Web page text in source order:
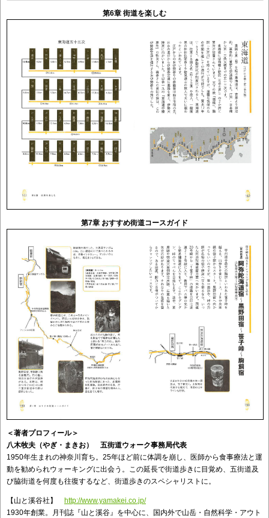
第6章 街道を楽しむ
第7章 おすすめ街道コースガイド
＜著者プロフィール＞
八木牧夫（やぎ・まきお） 五街道ウォーク事務局代表
1950年生まれの神奈川育ち。25年ほど前に体調を崩し、医師から食事療法と運
動を勧められウォーキングに出会う。この延長で街道歩きに目覚め、五街道及
び脇街道を何度も往復するなど、街道歩きのスペシャリストに。
【山と溪谷社】 http://www.yamakei.co.jp/
1930年創業。月刊誌『山と溪谷』を中心に、国内外で山岳・自然科学・アウト